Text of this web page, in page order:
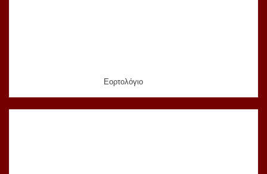
Εορτολόγιο